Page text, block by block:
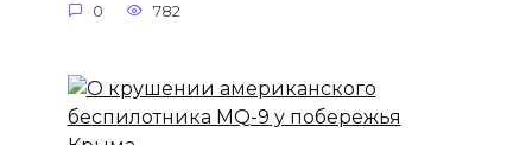
0 782